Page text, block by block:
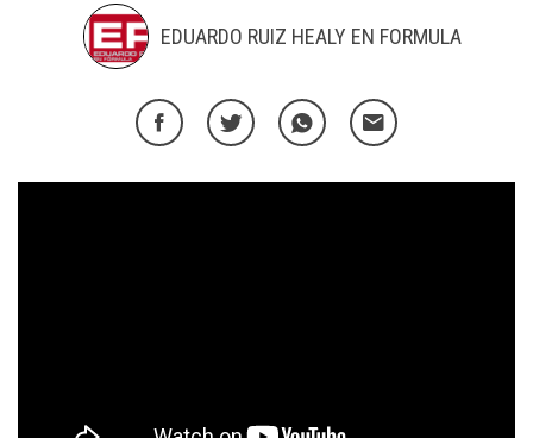
EDUARDO RUIZ HEALY EN FORMULA